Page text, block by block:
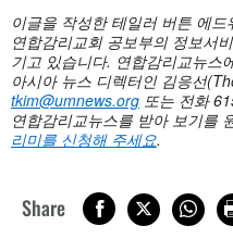
이글을 작성한 테일러 버튼 에드
연합감리교회 공보부의 정보서
기고 있습니다. 연합감리교뉴스
아시아 뉴스 디렉터인 김응선
tkim@umnews.org 또는 전화
연합감리교뉴스를 받아 보기를
리미를 신청해 주세요.
Share